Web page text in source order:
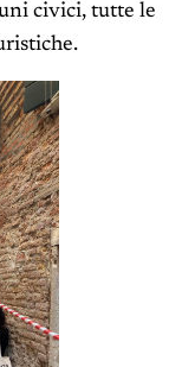
civici, tutte le